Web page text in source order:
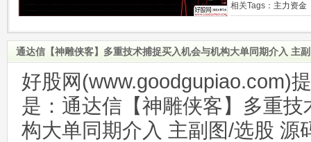
相关Tags： 主力资金
通达信【神雕侠客】多重技术捕捉买入机会与机构大单同期介入 主
好股网(www.goodgupiao.com)
是：通达信【神雕侠客】多重
构大单同期介入 主副图/选股 源